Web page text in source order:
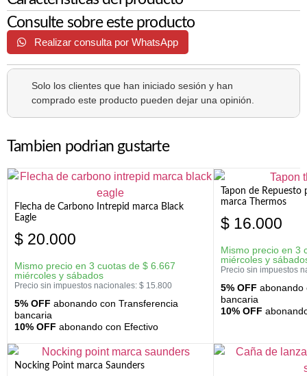
Consulte sobre este producto
Realizar consulta por WhatsApp
Solo los clientes que han iniciado sesión y han
comprado este producto pueden dejar una opinión.
Tambien podrian gustarte
Flecha de Carbono Intrepid marca Black
Eagle
$ 20.000
Mismo precio en 3 cuotas de $ 6.667
miércoles y sábados
Precio sin impuestos nacionales: $ 15.800
5% OFF abonando con Transferencia
bancaria
10% OFF abonando con Efectivo
Tapon de Repuesto
marca Thermos
$ 16.000
Mismo precio en 3
miércoles y
Precio sin impuestos
5% OFF abonando
bancaria
10% OFF
Nocking Point marca Saunders